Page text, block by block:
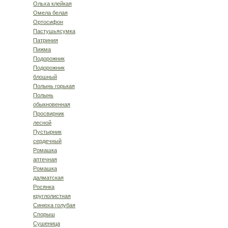
Ольха клейкая
Омела белая
Ортосифон
Пастушьясумка
Патриния
Пижма
Подорожник
Подорожник
блошный
Полынь горькая
Полынь
обыкновенная
Просвирник
лесной
Пустырник
сердечный
Ромашка
аптечная
Ромашка
далматская
Росянка
круглолистная
Синюха голубая
Спорыш
Сушеница